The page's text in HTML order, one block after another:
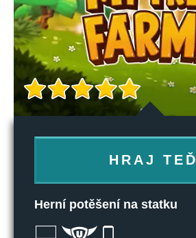
HRAJ TEĎ
Herní potěšení na statku